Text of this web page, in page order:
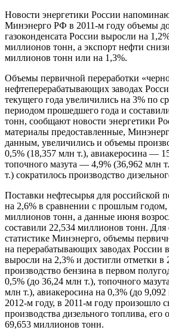
Новости энергетики России
Минэнерго РФ в 2011-м году объемы
газоконденсата России выросли на
миллионов тонн, а экспорт нефти
миллионов тонн или на 1,3%.
Объемы первичной переработки
нефтеперерабатывающих заводах
текущего года увеличились на 3% по
периодом прошедшего года и
тонн, сообщают новости энергетики
материалы предоставленные,
данным, увеличились и объемы
0,5% (18,357 млн т.), авиакеросина —
топочного мазута — 4,9% (36,962 млн
т.) сократилось производство
Поставки нефтесырья для российской
на 2,6% в сравнении с прошлым годом,
миллионов тонн, а данные июня
составили 22,534 миллионов тонн. Для
статистике Минэнерго, объемы
на перерабатывающих заводах России
выросли на 2,3% и достигли отметки
производство бензина в первом
0,5% (до 36,24 млн т.), топочного
млн т.), авиакеросина на 0,3% (до
2012-м году, в 2011-м году произошло
производства дизельного топлива, его
69,653 миллионов тонн.